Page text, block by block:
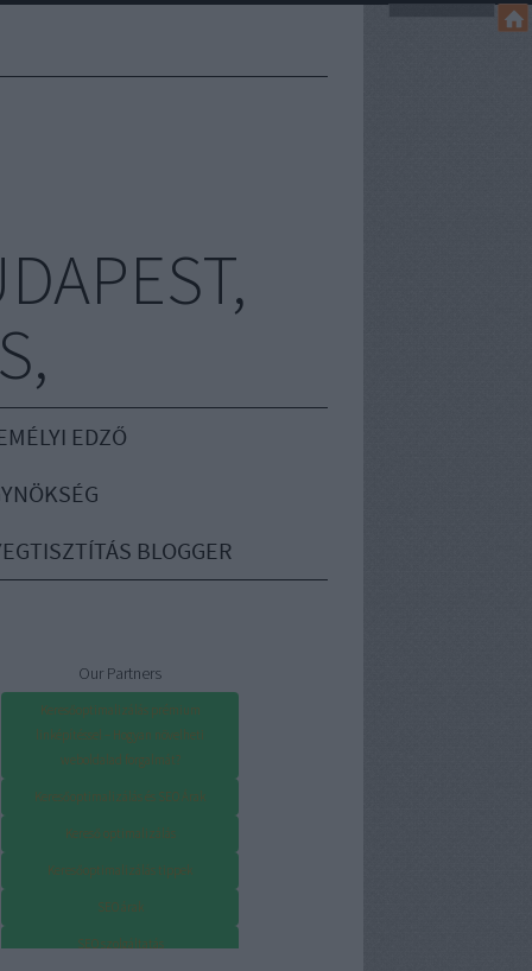
EDZŐ
BLOGGER
Our Partners
Keresőoptimalizálás prémium
linképítéssel – Hogyan növelheti
weboldalad forgalmát?
Keresőoptimalizálás és SEO Árak
Kereső optimalizálás
Keresőoptimalizálás tippek
SEO árak
SEO szolgáltatás